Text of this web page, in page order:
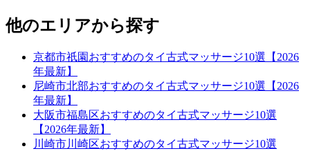
他のエリアから探す
京都市祇園おすすめのタイ古式マッサージ10選【2026
年最新】
尼崎市北部おすすめのタイ古式マッサージ10選【2026
年最新】
大阪市福島区おすすめのタイ古式マッサージ10選
【2026年最新】
川崎市川崎区おすすめのタイ古式マッサージ10選